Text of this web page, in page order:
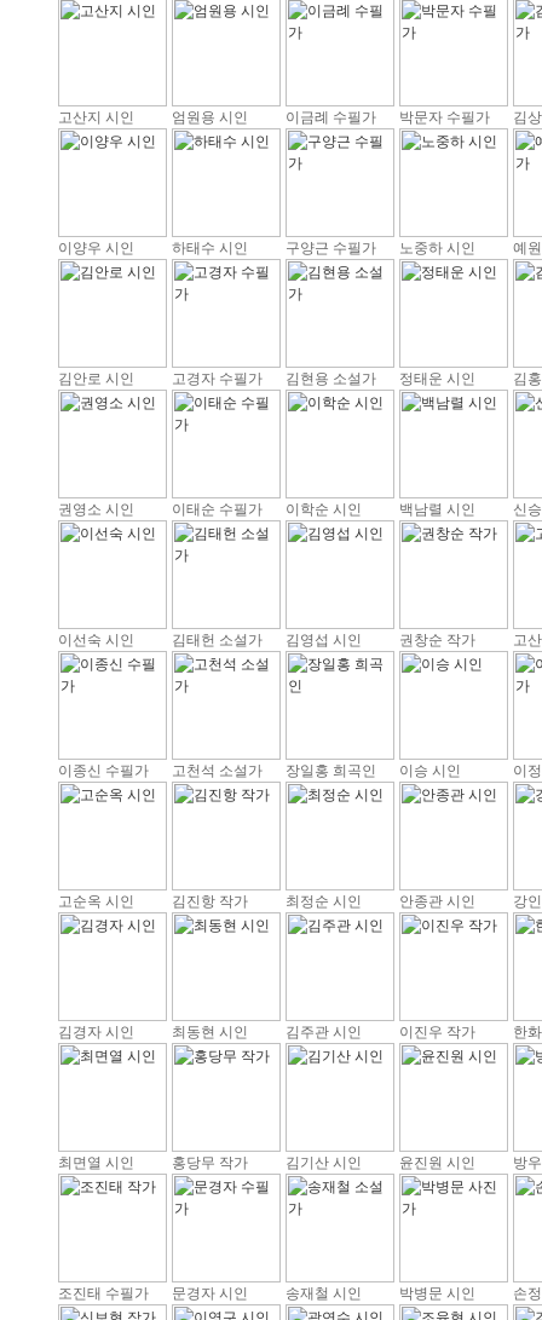
고산지 시인 엄원용 시인 이금례 수필가 박문자 수필가 김
이양우 시인 하태수 시인 구양근 수필가 노중하 시인 예
김안로 시인 고경자 수필가 김현용 소설가 정태운 시인 김
권영소 시인 이태순 수필가 이학순 시인 백남렬 시인 신
이선숙 시인 김태헌 소설가 김영섭 시인 권창순 작가 고
이종신 수필가 고천석 소설가 장일홍 희곡인 이승 시인 이
고순옥 시인 김진항 작가 최정순 시인 안종관 시인 강
김경자 시인 최동현 시인 김주관 시인 이진우 작가 한
최면열 시인 홍당무 작가 김기산 시인 윤진원 시인 방
조진태 수필가 문경자 시인 송재철 시인 박병문 시인 손